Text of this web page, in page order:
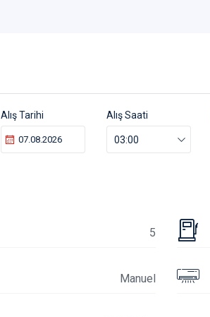
Alış Tarihi Alış Saati
03:00
5
Manuel